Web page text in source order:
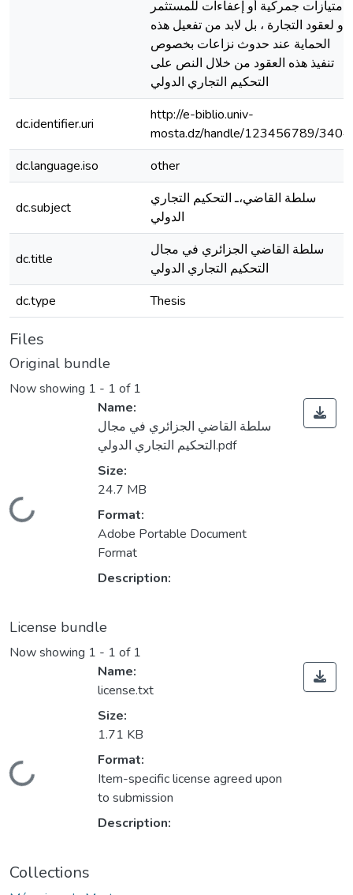
امتيازات جمركية أو إعفاءات للمستثمر
أو لعقود التجارة ، بل لابد من تفعيل هذه
الحماية عند حدوث نزاعات بخصوص
تنفيذ هذه العقود من خلال النص على
التحكيم التجاري الدولي
dc.identifier.uri
http://e-biblio.univ-
mosta.dz/handle/123456789/3404
dc.language.iso
other
dc.subject
سلطة القاضي،ـ التحكيم التجاري
الدولي
dc.title
سلطة القاضي الجزائري في مجال
التحكيم التجاري الدولي
dc.type
Thesis
Files
Original bundle
Now showing 1 - 1 of 1
Loading...
Name:
سلطة القاضي الجزائري في مجال
التحكيم التجاري الدولي.pdf
Size:
24.7 MB
Format:
Adobe Portable Document
Format
Description:
License bundle
Now showing 1 - 1 of 1
Loading...
Name:
license.txt
Size:
1.71 KB
Format:
Item-specific license agreed upon
to submission
Description:
Collections